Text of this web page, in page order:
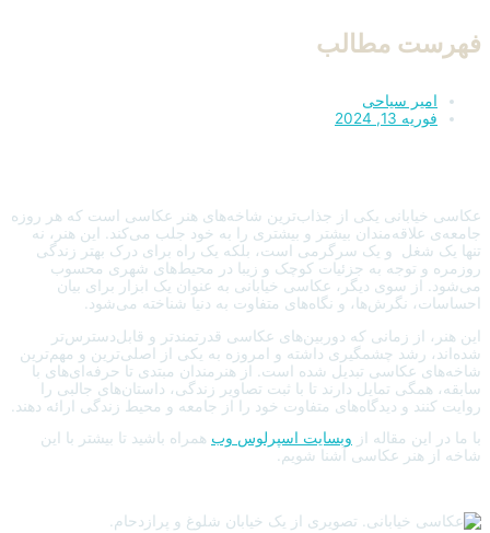
فهرست مطالب
امیر سیاحی
فوریه 13, 2024
عکاسی خیابانی یکی از جذاب‌ترین شاخه‌های هنر عکاسی است که هر روزه
جامعه‌ی علاقه‌مندان بیشتر و بیشتری را به خود جلب می‌کند. این هنر، نه
تنها یک شغل و یک سرگرمی است، بلکه یک راه برای درک بهتر زندگی
روزمره و توجه به جزئیات کوچک و زیبا در محیط‌های شهری محسوب
می‌شود. از سوی دیگر، عکاسی خیابانی به عنوان یک ابزار برای بیان
احساسات، نگرش‌ها، و نگاه‌های متفاوت به دنیا شناخته می‌شود.
این هنر، از زمانی که دوربین‌های عکاسی قدرتمندتر و قابل‌دسترس‌تر
شده‌اند، رشد چشمگیری داشته و امروزه به یکی از اصلی‌ترین و مهم‌ترین
شاخه‌های عکاسی تبدیل شده است. از هنرمندان مبتدی تا حرفه‌ای‌های با
سابقه، همگی تمایل دارند تا با ثبت تصاویر زندگی، داستان‌های جالبی را
روایت کنند و دیدگاه‌های متفاوت خود را از جامعه و محیط زندگی ارائه دهند.
با ما در این مقاله از وبسایت اسپرلوس وب همراه باشید تا بیشتر با این
شاخه از هنر عکاسی آشنا شویم.